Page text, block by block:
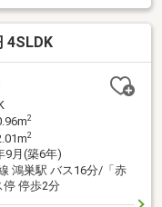
襖・障子張替え/全室
蟻工事/ハウスクリー
様の通学も安心！◆
590-090へご連絡
らでもご見学日ご予
中ですお問合せお待
4SLDK
2
2
9月(築6年)
鴻巣駅 バス16分/「赤
停歩2分